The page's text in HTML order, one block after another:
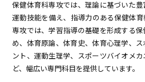
保健体育科専攻では、理論に基づいた
運動技能を備え、指導力のある保健体
専攻では、学習指導の基礎を形成する
め、体育原論、体育史、体育心理学、
ント、運動生理学、スポーツバイオメ
ど、幅広い専門科目を提供しています。